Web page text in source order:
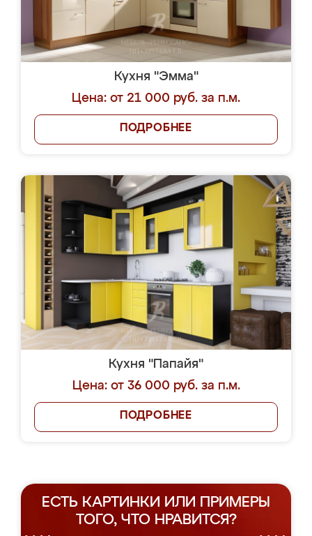
Кухня "Эмма"
Цена: от 21 000 руб. за п.м.
ПОДРОБНЕЕ
Кухня "Папайя"
Цена: от 36 000 руб. за п.м.
ПОДРОБНЕЕ
ЕСТЬ КАРТИНКИ ИЛИ ПРИМЕРЫ
ТОГО, ЧТО НРАВИТСЯ?